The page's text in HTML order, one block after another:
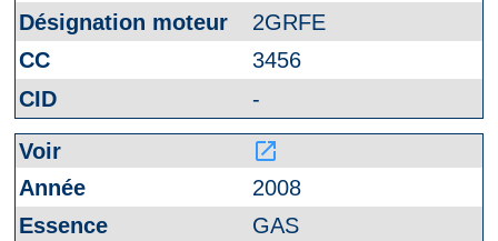
2GRFE
3456
-
launch
2008
GAS